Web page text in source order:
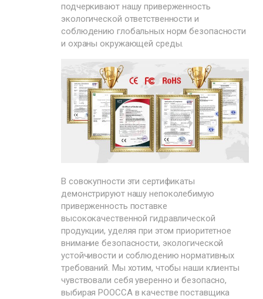
подчеркивают нашу приверженность
экологической ответственности и
соблюдению глобальных норм безопасности
и охраны окружающей среды.
В совокупности эти сертификаты
демонстрируют нашу непоколебимую
приверженность поставке
высококачественной гидравлической
продукции, уделяя при этом приоритетное
внимание безопасности, экологической
устойчивости и соблюдению нормативных
требований. Мы хотим, чтобы наши клиенты
чувствовали себя уверенно и безопасно,
выбирая POOCCA в качестве поставщика